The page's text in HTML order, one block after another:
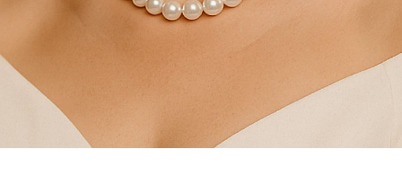
Seturi Perle cu Argint
Pandantive cu Perle
Brose cu Perle